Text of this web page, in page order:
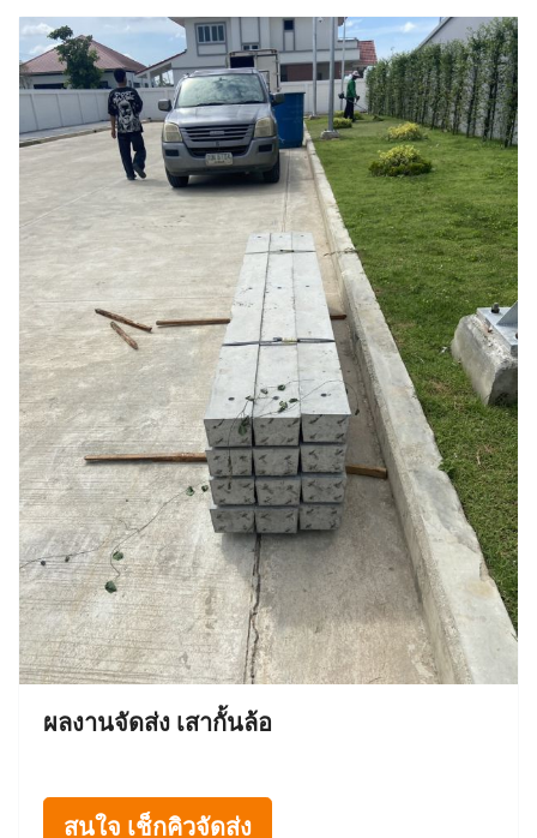
ผลงานจัดส่ง เสากั้นล้อ
สนใจ เช็กคิวจัดส่ง